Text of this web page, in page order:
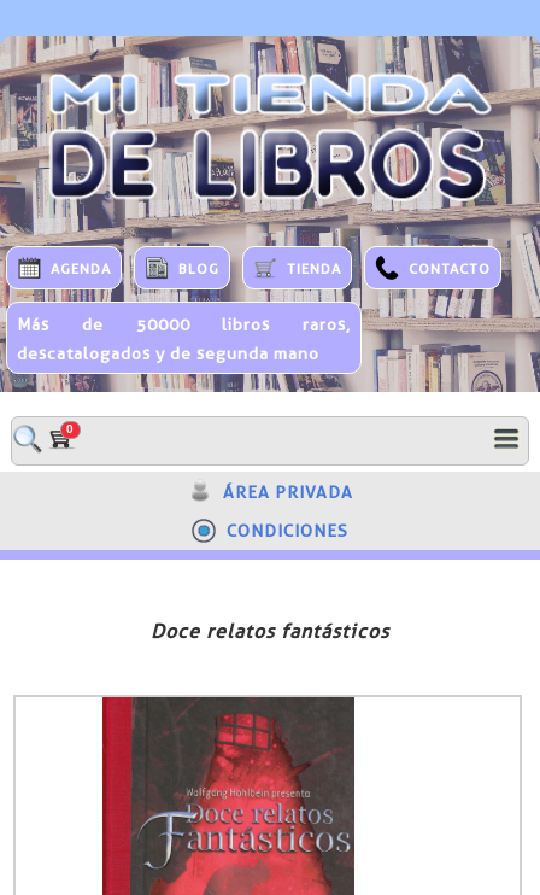
AGENDA BLOG TIENDA CONTACTO
Más de 50000 libros raros,
descatalogados y de segunda mano
0
ÁREA PRIVADA
CONDICIONES
Doce relatos fantásticos